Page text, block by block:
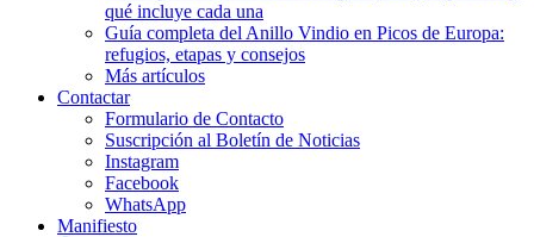
qué incluye cada una
Guía completa del Anillo Vindio en Picos de Europa:
refugios, etapas y consejos
Más artículos
Contactar
Formulario de Contacto
Suscripción al Boletín de Noticias
Instagram
Facebook
WhatsApp
Manifiesto